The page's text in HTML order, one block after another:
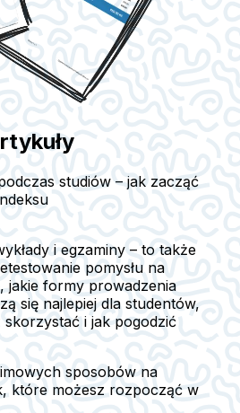
studiów – jak zacząć
i egzaminy – to także
pomysłu na
jakie formy prowadzenia
się najlepiej dla studentów,
i jak pogodzić
sposobów na
które możesz rozpocząć w